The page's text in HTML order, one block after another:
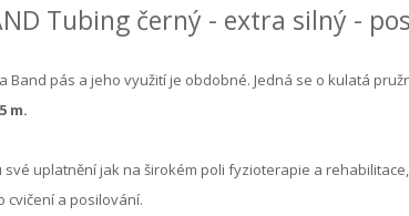
Tubing černý - extra silný -
pás a jeho využití je obdobné. Jedná se o kulatá
m.
uplatnění jak na širokém poli fyzioterapie a
cvičení a posilování.